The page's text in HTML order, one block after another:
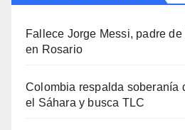
Fallece Jorge Messi, padre
en Rosario
Colombia respalda soberanía
el Sáhara y busca TLC